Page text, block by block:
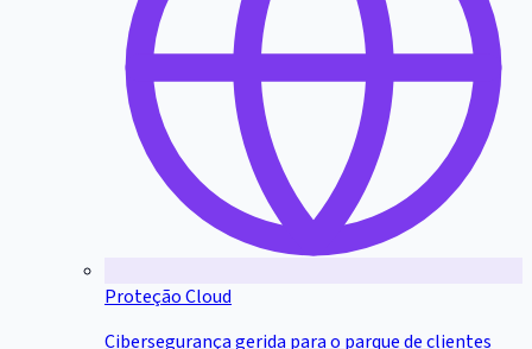
Proteção Cloud
Cibersegurança gerida para o parque de clientes